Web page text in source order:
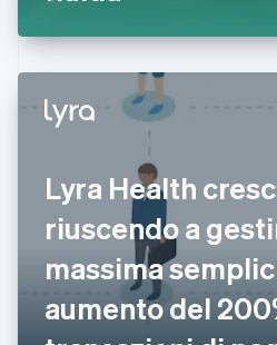
Lyra Health
riuscendo a
massima
aumento del
Germania
Giappone
日本語 English
Gibilterra
English
English
Irlanda
English
Italia
Italiano English